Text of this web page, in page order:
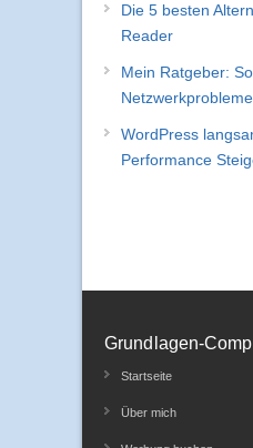
Die 5 besten
Reader
Mein Ratgeber:
WordPress
Performance
Grundlagen-
Startseite
Über mich